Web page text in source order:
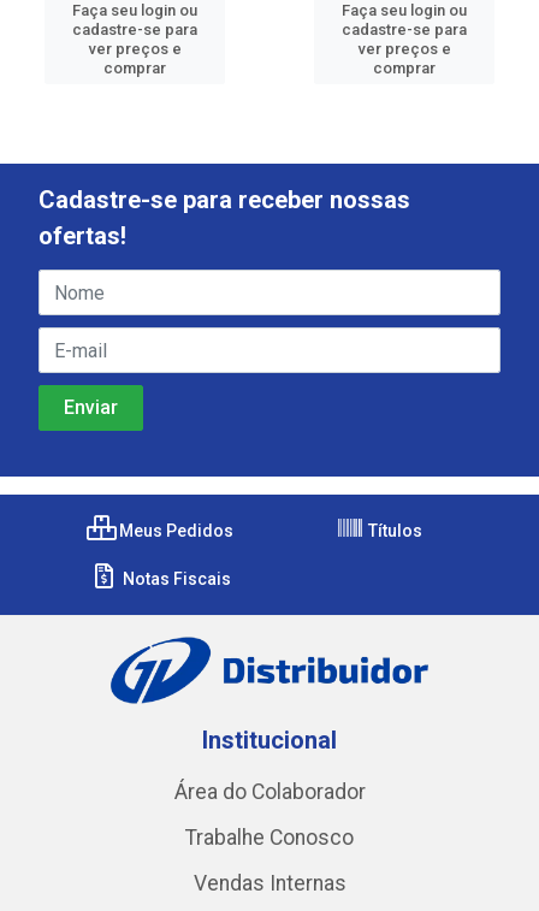
Faça seu login ou
cadastre-se para
ver preços e
comprar
Faça seu login ou
cadastre-se para
ver preços e
comprar
Cadastre-se para receber nossas
ofertas!
Meus Pedidos Títulos
Notas Fiscais
Institucional
Área do Colaborador
Trabalhe Conosco
Vendas Internas